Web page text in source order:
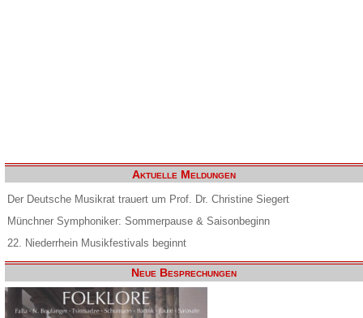
Aktuelle Meldungen
Der Deutsche Musikrat trauert um Prof. Dr. Christine Siegert
Münchner Symphoniker: Sommerpause & Saisonbeginn
22. Niederrhein Musikfestivals beginnt
Neue Besprechungen